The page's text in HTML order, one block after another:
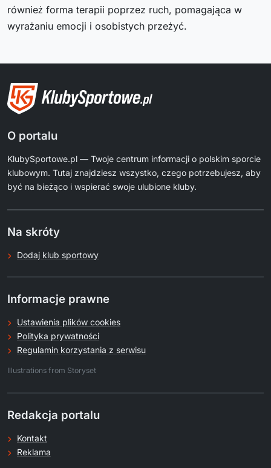
również forma terapii poprzez ruch, pomagająca w
wyrażaniu emocji i osobistych przeżyć.
O portalu
KlubySportowe.pl — Twoje centrum informacji o polskim sporcie
klubowym. Tutaj znajdziesz wszystko, czego potrzebujesz, aby
być na bieżąco i wspierać swoje ulubione kluby.
Na skróty
Dodaj klub sportowy
Informacje prawne
Ustawienia plików cookies
Polityka prywatności
Regulamin korzystania z serwisu
Illustrations from Storyset
Redakcja portalu
Kontakt
Reklama